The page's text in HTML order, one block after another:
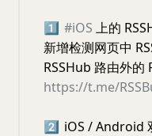
1️⃣ #iOS 上的
新增检测网页中
RSSHub 路由外的
https://t.me/
2️⃣ iOS / Android